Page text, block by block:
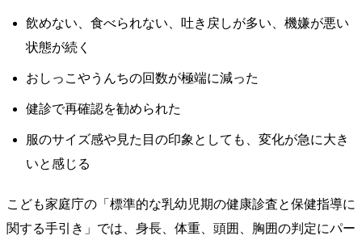
飲めない、食べられない、吐き戻しが多い、機嫌が悪い
状態が続く
おしっこやうんちの回数が極端に減った
健診で再確認を勧められた
服のサイズ感や見た目の印象としても、変化が急に大き
いと感じる
こども家庭庁の「標準的な乳幼児期の健康診査と保健指導に
関する手引き」では、身長、体重、頭囲、胸囲の判定にパー